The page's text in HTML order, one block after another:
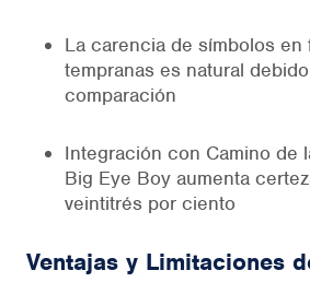
La carencia de símbolos en
tempranas es natural
comparación
Integración con Camino de
Big Eye Boy aumenta
veintitrés por ciento
Ventajas y Limitaciones